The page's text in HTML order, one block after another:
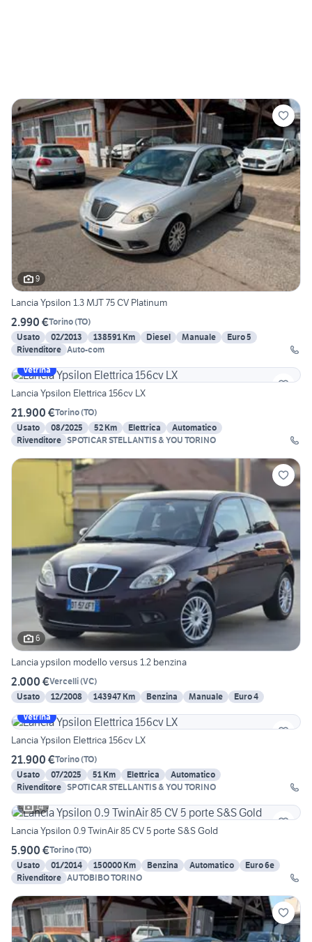
9
Lancia Ypsilon 1.3 MJT 75 CV Platinum
2.990 €Torino(TO)
Usato
02/2013 138591 Km Diesel Manuale
Euro 5
Rivenditore Auto-com
Vetrina
Lancia Ypsilon Elettrica 156cv LX
21.900 €Torino(TO)
Usato
08/2025 52 Km Elettrica
Automatico
Rivenditore SPOTICAR STELLANTIS & YOU TORINO
6
Lancia ypsilon modello versus 1.2 benzina
2.000 €Vercelli(VC)
Usato
12/2008 143947 Km Benzina Manuale
Euro 4
Vetrina
Lancia Ypsilon Elettrica 156cv LX
21.900 €Torino(TO)
Usato
07/2025 51 Km Elettrica
Automatico
Rivenditore SPOTICAR STELLANTIS & YOU TORINO
14
Lancia Ypsilon 0.9 TwinAir 85 CV 5 porte S&S Gold
5.900 €Torino(TO)
Usato
01/2014 150000 Km Benzina Automatico
Euro 6e
Rivenditore AUTOBIBO TORINO